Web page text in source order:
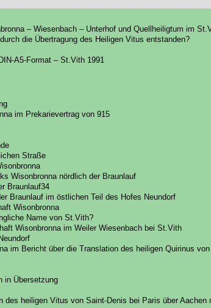
– Wiesenbach – Unterhof und Quellheiligtum im
die Übertragung des Heiligen Vitus entstanden?
A5-Format – St.Vith 1991
im Prekarievertrag von 915
Straße
Wisonbronna nördlich der Braunlauf
Braunlauf34
Braunlauf im östlichen Teil des Hofes Neundorf
Wisonbronna
Name von St.Vith?
Wisonbronna im Weiler Wiesenbach bei St.Vith
im Bericht über die Translation des heiligen Quirinus
in Übersetzung
des heiligen Vitus von Saint-Denis bei Paris über Aachen